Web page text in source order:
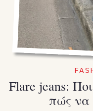
Flare jeans:
πώς να